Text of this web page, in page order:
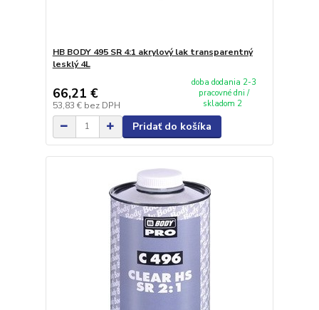
HB BODY 495 SR 4:1 akrylový lak transparentný
lesklý 4L
66,21 €
53,83 € bez DPH
doba dodania 2-3
pracovné dni /
skladom 2
Pridať do košíka